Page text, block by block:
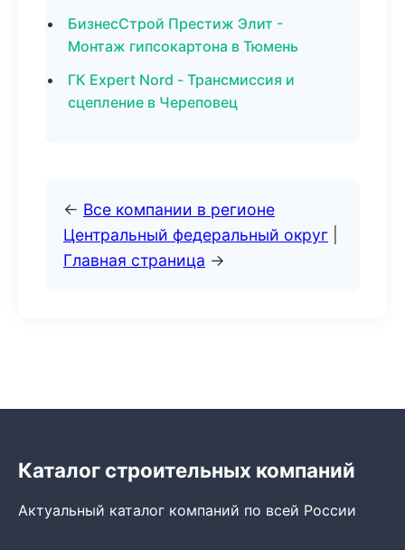
БизнесСтрой Престиж Элит -
Монтаж гипсокартона в Тюмень
ГК Expert Nord - Трансмиссия и
сцепление в Череповец
← Все компании в регионе
Центральный федеральный округ
Главная страница →
Каталог строительных компаний
Актуальный каталог компаний по всей России